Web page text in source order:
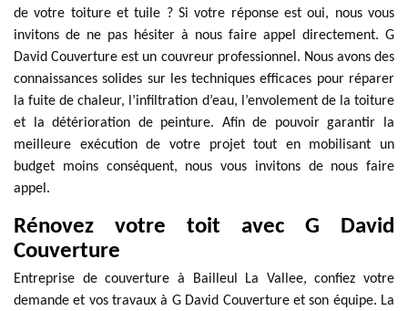
de votre toiture et tuile ? Si votre réponse est oui, nous vous
invitons de ne pas hésiter à nous faire appel directement. G
David Couverture est un couvreur professionnel. Nous avons des
connaissances solides sur les techniques efficaces pour réparer
la fuite de chaleur, l’infiltration d’eau, l’envolement de la toiture
et la détérioration de peinture. Afin de pouvoir garantir la
meilleure exécution de votre projet tout en mobilisant un
budget moins conséquent, nous vous invitons de nous faire
appel.
Rénovez votre toit avec G David
Couverture
Entreprise de couverture à Bailleul La Vallee, confiez votre
demande et vos travaux à G David Couverture et son équipe. La